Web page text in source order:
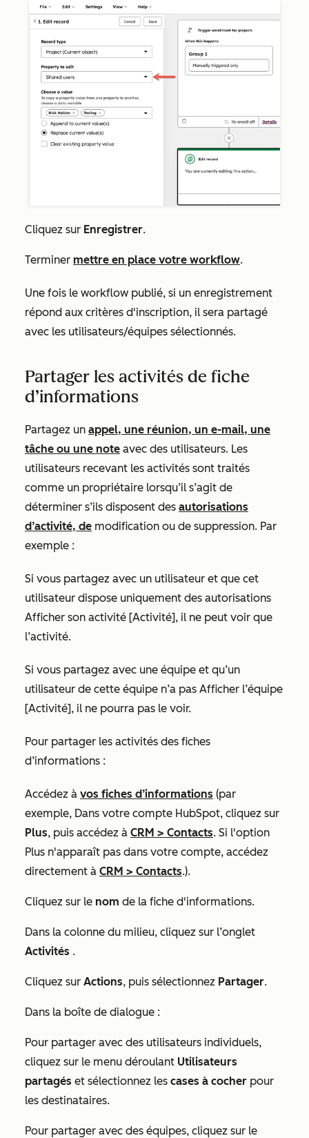
Cliquez sur Enregistrer.
Terminer mettre en place votre workflow.
Une fois le workflow publié, si un enregistrement
répond aux critères d'inscription, il sera partagé
avec les utilisateurs/équipes sélectionnés.
Partager les activités de fiche
d’informations
Partagez un appel, une réunion, un e-mail, une
tâche ou une note avec des utilisateurs. Les
utilisateurs recevant les activités sont traités
comme un propriétaire lorsqu’il s’agit de
déterminer s’ils disposent des autorisations
d’activité, de modification ou de suppression. Par
exemple :
Si vous partagez avec un utilisateur et que cet
utilisateur dispose uniquement des autorisations
Afficher son activité [Activité], il ne peut voir que
l’activité.
Si vous partagez avec une équipe et qu’un
utilisateur de cette équipe n’a pas Afficher l’équipe
[Activité], il ne pourra pas le voir.
Pour partager les activités des fiches
d’informations :
Accédez à vos fiches d’informations (par
exemple, Dans votre compte HubSpot, cliquez sur
Plus, puis accédez à CRM > Contacts. Si l'option
Plus n'apparaît pas dans votre compte, accédez
directement à CRM > Contacts.).
Cliquez sur le nom de la fiche d'informations.
Dans la colonne du milieu, cliquez sur l’onglet
Activités .
Cliquez sur Actions, puis sélectionnez Partager.
Dans la boîte de dialogue :
Pour partager avec des utilisateurs individuels,
cliquez sur le menu déroulant Utilisateurs
partagés et sélectionnez les cases à cocher pour
les destinataires.
Pour partager avec des équipes, cliquez sur le